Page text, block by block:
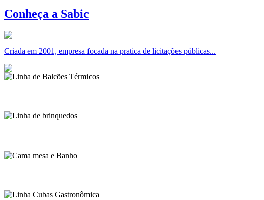
Conheça a Sabic
Criada em 2001, empresa focada na pratica de licitações públicas...